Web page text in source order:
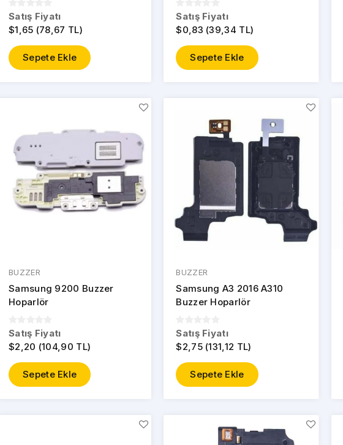
Satış Fiyatı
$1,65 (78,67 TL)
Sepete Ekle
Satış Fiyatı
$0,83 (39,34 TL)
Sepete Ekle
BUZZER
Samsung 9200 Buzzer
Hoparlör
Satış Fiyatı
$2,20 (104,90 TL)
Sepete Ekle
BUZZER
Samsung A3 2016 A310
Buzzer Hoparlör
Satış Fiyatı
$2,75 (131,12 TL)
Sepete Ekle